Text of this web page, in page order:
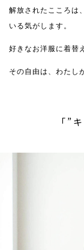
解放されたこころは
いる気がします。
好きなお洋服に着替
その自由は、わたし
「”